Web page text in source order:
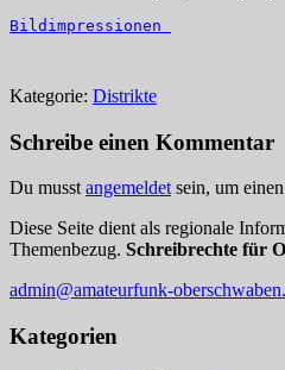
Bildimpressionen
Kategorie: Distrikte
Schreibe einen Kommentar
Du musst angemeldet sein, um
Diese Seite dient als regionale
Themenbezug. Schreibrechte für
admin@amateurfunk-
Kategorien